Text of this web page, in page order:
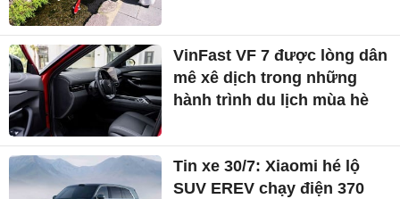
VinFast VF 7 được lòng dân
mê xê dịch trong những
hành trình du lịch mùa hè
Tin xe 30/7: Xiaomi hé lộ
SUV EREV chạy điện 370